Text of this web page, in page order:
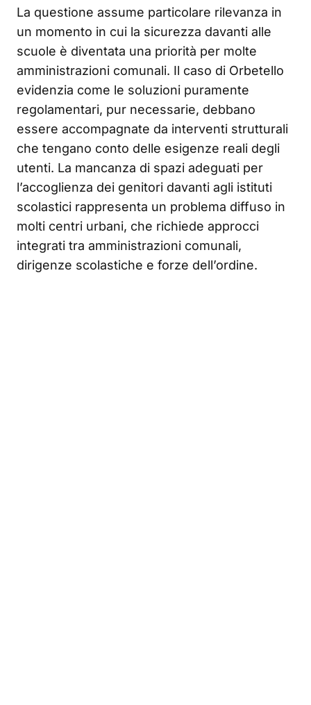
La questione assume particolare rilevanza in
un momento in cui la sicurezza davanti alle
scuole è diventata una priorità per molte
amministrazioni comunali. Il caso di Orbetello
evidenzia come le soluzioni puramente
regolamentari, pur necessarie, debbano
essere accompagnate da interventi strutturali
che tengano conto delle esigenze reali degli
utenti. La mancanza di spazi adeguati per
l’accoglienza dei genitori davanti agli istituti
scolastici rappresenta un problema diffuso in
molti centri urbani, che richiede approcci
integrati tra amministrazioni comunali,
dirigenze scolastiche e forze dell’ordine.